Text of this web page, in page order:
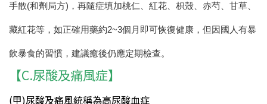
手散(和劑局方)，再隨症填加桃仁、紅花、枳殼、赤芍、甘草、
藏紅花等，如正確用藥約2~3個月即可恢復健康，但因國人有暴
飲暴食的習慣，建議癒後仍應定期檢查。
【C.尿酸及痛風症】
(甲)尿酸及痛風統稱為高尿酸血症